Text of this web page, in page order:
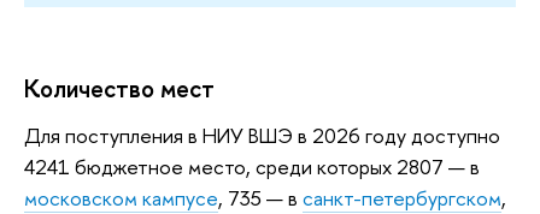
Количество мест
Для поступления в НИУ ВШЭ в 2026 году доступно
4241 бюджетное место, среди которых 2807 — в
московском кампусе, 735 — в санкт-петербургском,